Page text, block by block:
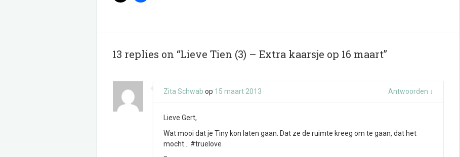
13 replies on “Lieve Tien (3) – Extra kaarsje op 16 maart”
Zita Schwab op 15 maart 2013 Antwoorden ↓
Lieve Gert,
Wat mooi dat je Tiny kon laten gaan. Dat ze de ruimte kreeg om te gaan, dat het
mocht… #truelove